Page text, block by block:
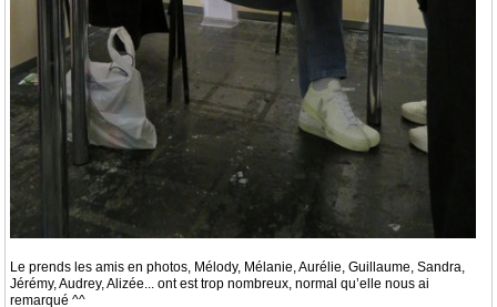
Le prends les amis en photos, Mélody, Mélanie, Aurélie, Guillaume, Sandra,
Jérémy, Audrey, Alizée... ont est trop nombreux, normal qu’elle nous ai
remarqué ^^